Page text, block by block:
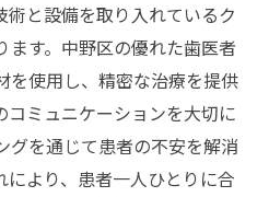
術と設備を取り入れているク
ます。中野区の優れた歯医者
を使用し、精密な治療を提供
コミュニケーションを大切に
グを通じて患者の不安を解消
により、患者一人ひとりに合